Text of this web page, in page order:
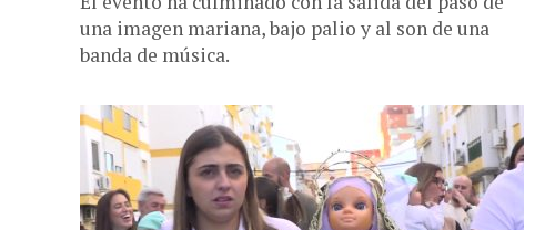
una imagen mariana, bajo palio y al son de una
banda de música.